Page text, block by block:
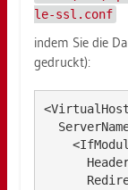
le-ssl.conf
indem Sie die
ge­druckt):